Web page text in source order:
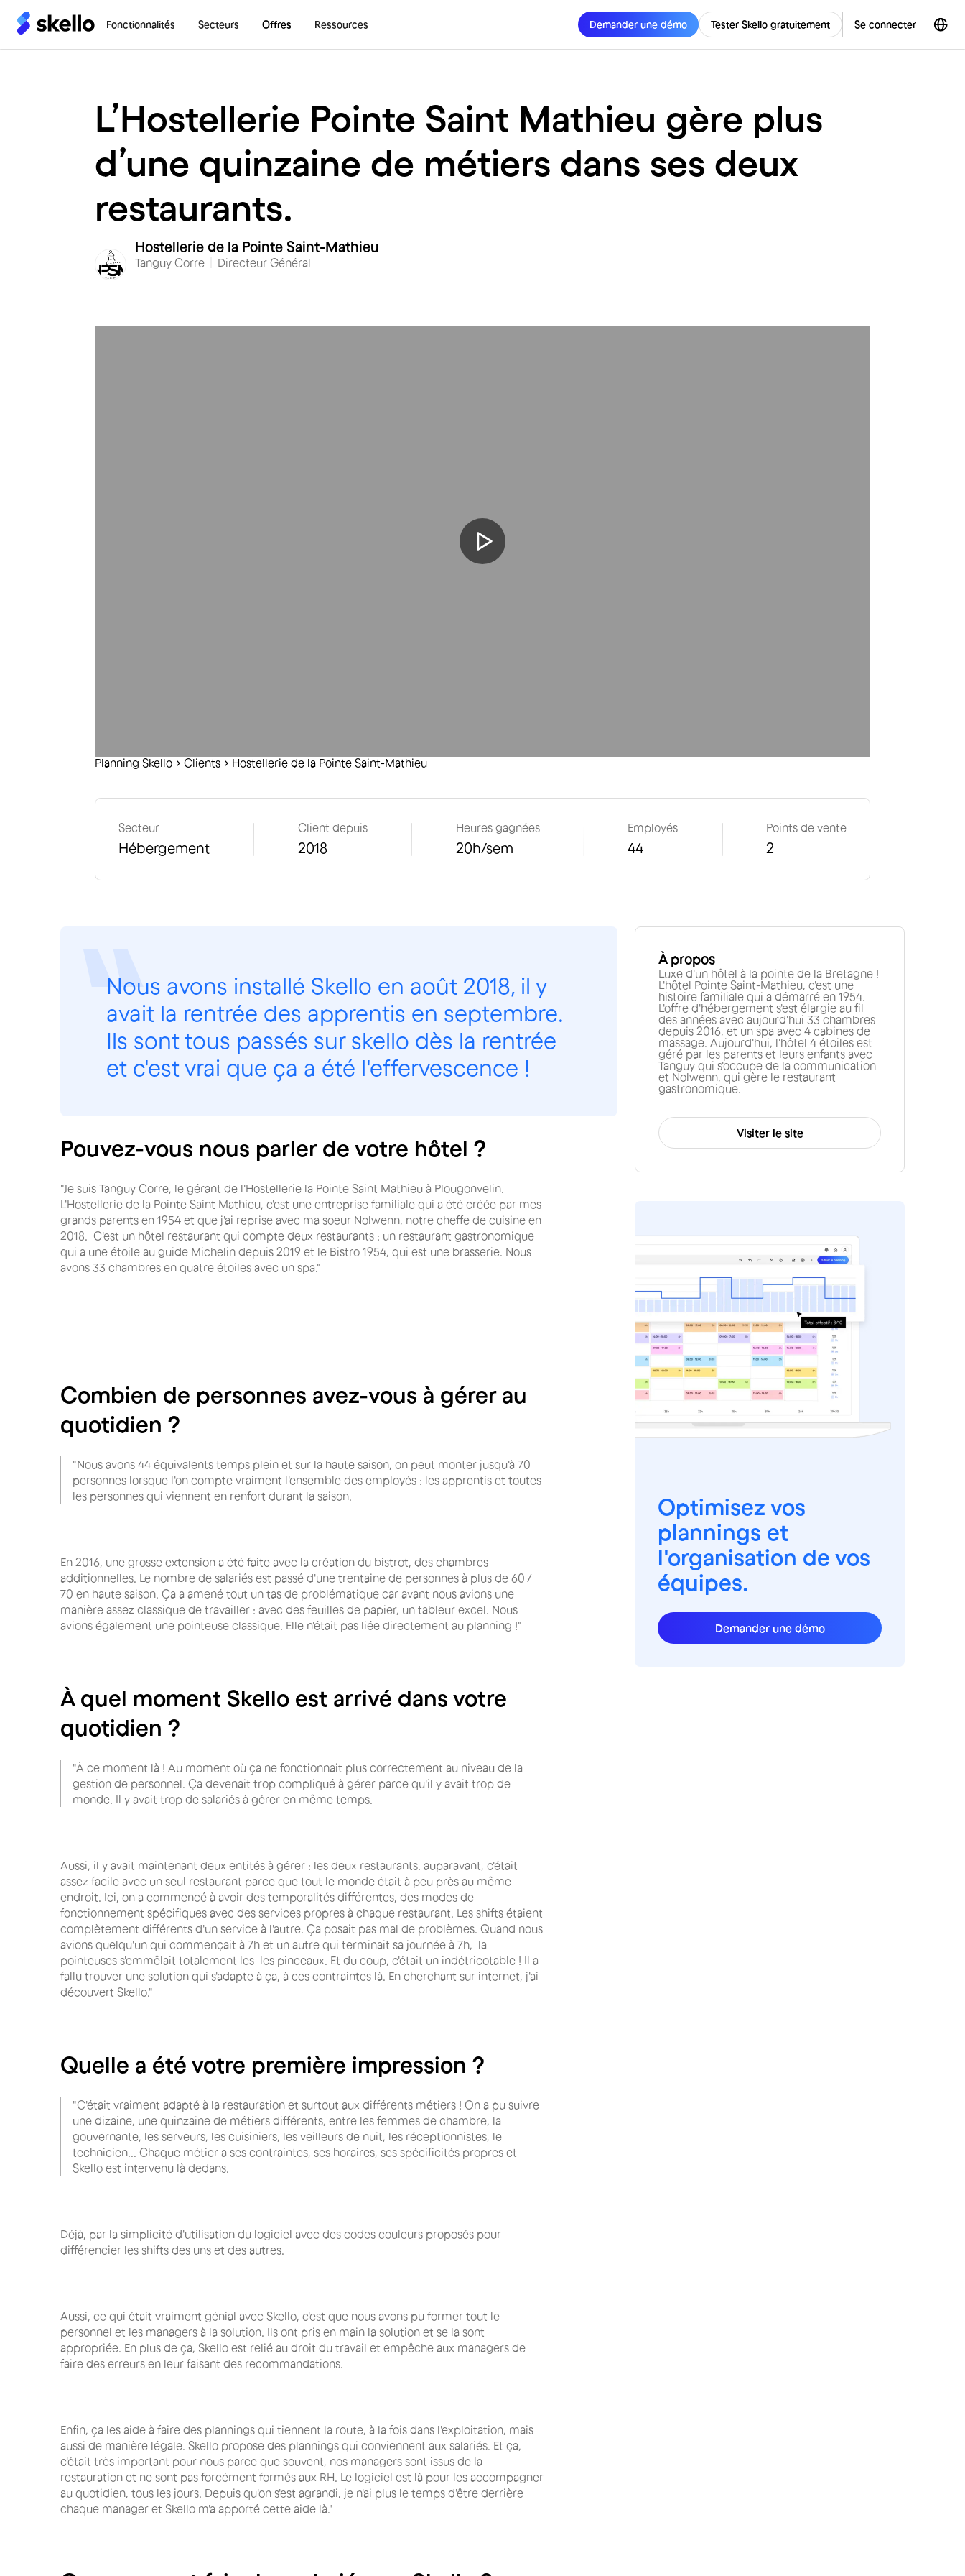
Fonctionnalités Secteurs Offres Ressources Demander une démo Tester Skello gratuitement Se connecter
L’Hostellerie Pointe Saint Mathieu gère plus
d’une quinzaine de métiers dans ses deux
restaurants.
Hostellerie de la Pointe Saint-Mathieu
Tanguy Corre Directeur Général
Planning Skello Clients Hostellerie de la Pointe Saint-Mathieu
Secteur
Hébergement
Client depuis
2018
Heures gagnées
20h/sem
Employés
44
Points de vente
2
Nous avons installé Skello en août 2018, il y
avait la rentrée des apprentis en septembre.
Ils sont tous passés sur skello dès la rentrée
et c'est vrai que ça a été l'effervescence !
Pouvez-vous nous parler de votre hôtel ?
"Je suis Tanguy Corre, le gérant de l'Hostellerie la Pointe Saint Mathieu à Plougonvelin.
L'Hostellerie de la Pointe Saint Mathieu, c'est une entreprise familiale qui a été créée par mes
grands parents en 1954 et que j'ai reprise avec ma soeur Nolwenn, notre cheffe de cuisine en
2018. C'est un hôtel restaurant qui compte deux restaurants : un restaurant gastronomique
qui a une étoile au guide Michelin depuis 2019 et le Bistro 1954, qui est une brasserie. Nous
avons 33 chambres en quatre étoiles avec un spa."
Combien de personnes avez-vous à gérer au
quotidien ?
"Nous avons 44 équivalents temps plein et sur la haute saison, on peut monter jusqu'à 70
personnes lorsque l'on compte vraiment l'ensemble des employés : les apprentis et toutes
les personnes qui viennent en renfort durant la saison.
En 2016, une grosse extension a été faite avec la création du bistrot, des chambres
additionnelles. Le nombre de salariés est passé d'une trentaine de personnes à plus de 60 /
70 en haute saison. Ça a amené tout un tas de problématique car avant nous avions une
manière assez classique de travailler : avec des feuilles de papier, un tableur excel. Nous
avions également une pointeuse classique. Elle n'était pas liée directement au planning !"
À quel moment Skello est arrivé dans votre
quotidien ?
"À ce moment là ! Au moment où ça ne fonctionnait plus correctement au niveau de la
gestion de personnel. Ça devenait trop compliqué à gérer parce qu'il y avait trop de
monde. Il y avait trop de salariés à gérer en même temps.
Aussi, il y avait maintenant deux entités à gérer : les deux restaurants. auparavant, c'était
assez facile avec un seul restaurant parce que tout le monde était à peu près au même
endroit. Ici, on a commencé à avoir des temporalités différentes, des modes de
fonctionnement spécifiques avec des services propres à chaque restaurant. Les shifts étaient
complètement différents d'un service à l'autre. Ça posait pas mal de problèmes. Quand nous
avions quelqu'un qui commençait à 7h et un autre qui terminait sa journée à 7h, la
pointeuses s'emmêlait totalement les les pinceaux. Et du coup, c'était un indétricotable ! Il a
fallu trouver une solution qui s'adapte à ça, à ces contraintes là. En cherchant sur internet, j'ai
découvert Skello."
Quelle a été votre première impression ?
"C'était vraiment adapté à la restauration et surtout aux différents métiers ! On a pu suivre
une dizaine, une quinzaine de métiers différents, entre les femmes de chambre, la
gouvernante, les serveurs, les cuisiniers, les veilleurs de nuit, les réceptionnistes, le
technicien... Chaque métier a ses contraintes, ses horaires, ses spécificités propres et
Skello est intervenu là dedans.
Déjà, par la simplicité d'utilisation du logiciel avec des codes couleurs proposés pour
différencier les shifts des uns et des autres.
Aussi, ce qui était vraiment génial avec Skello, c'est que nous avons pu former tout le
personnel et les managers à la solution. Ils ont pris en main la solution et se la sont
appropriée. En plus de ça, Skello est relié au droit du travail et empêche aux managers de
faire des erreurs en leur faisant des recommandations.
Enfin, ça les aide à faire des plannings qui tiennent la route, à la fois dans l'exploitation, mais
aussi de manière légale. Skello propose des plannings qui conviennent aux salariés. Et ça,
c'était très important pour nous parce que souvent, nos managers sont issus de la
restauration et ne sont pas forcément formés aux RH. Le logiciel est là pour les accompagner
au quotidien, tous les jours. Depuis qu'on s'est agrandi, je n'ai plus le temps d'être derrière
chaque manager et Skello m'a apporté cette aide là."
À propos
Luxe d'un hôtel à la pointe de la Bretagne !
L'hôtel Pointe Saint-Mathieu, c'est une
histoire familiale qui a démarré en 1954.
L'offre d'hébergement s'est élargie au fil
des années avec aujourd'hui 33 chambres
depuis 2016, et un spa avec 4 cabines de
massage. Aujourd'hui, l'hôtel 4 étoiles est
géré par les parents et leurs enfants avec
Tanguy qui s'occupe de la communication
et Nolwenn, qui gère le restaurant
gastronomique.
Visiter le site
Optimisez vos
plannings et
l'organisation de vos
équipes.
Demander une démo